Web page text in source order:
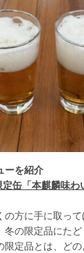
ーを紹介
缶「本麒麟味わ
の方に手に取っ
の限定品にたど
限定品とは、ど